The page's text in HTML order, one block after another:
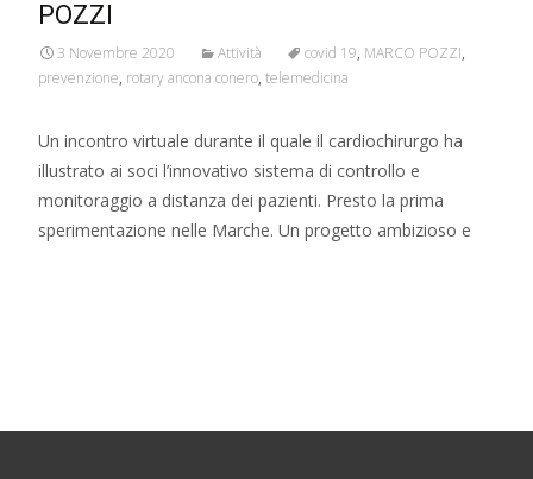
POZZI
3 Novembre 2020 Attività covid 19, MARCO POZZI,
prevenzione, rotary ancona conero, telemedicina
Un incontro virtuale durante il quale il cardiochirurgo ha
illustrato ai soci l’innovativo sistema di controllo e
monitoraggio a distanza dei pazienti. Presto la prima
sperimentazione nelle Marche. Un progetto ambizioso e